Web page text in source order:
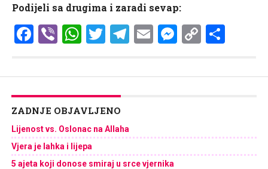
Podijeli sa drugima i zaradi sevap:
Facebook
ViberWhatsApp
Twitter
Telegram
EmailCopy
ZADNJE OBJAVLJENO
Lijenost vs. Oslonac na Allaha
Vjera je lahka i lijepa
5 ajeta koji donose smiraj u srce vjernika